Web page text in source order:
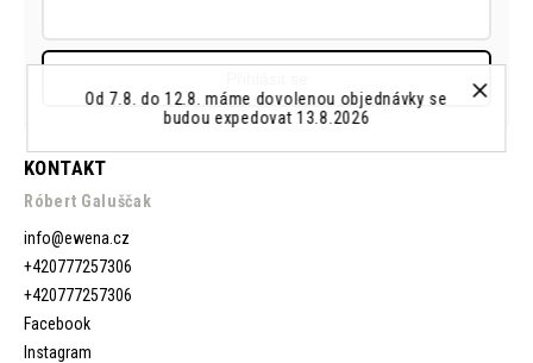
Od 7.8. do 12.8. máme dovolenou objednávky se
budou expedovat 13.8.2026
KONTAKT
Róbert Galuščak
info@ewena.cz
+420777257306
+420777257306
Facebook
Instagram